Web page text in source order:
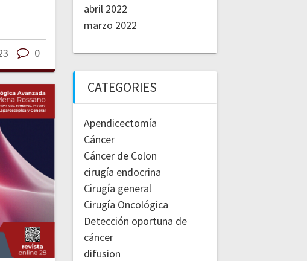
0
abril 2022
marzo 2022
CATEGORIES
Apendicectomía
Cáncer
Cáncer de Colon
cirugía endocrina
Cirugía general
Cirugía Oncológica
Detección oportuna de
cáncer
difusion